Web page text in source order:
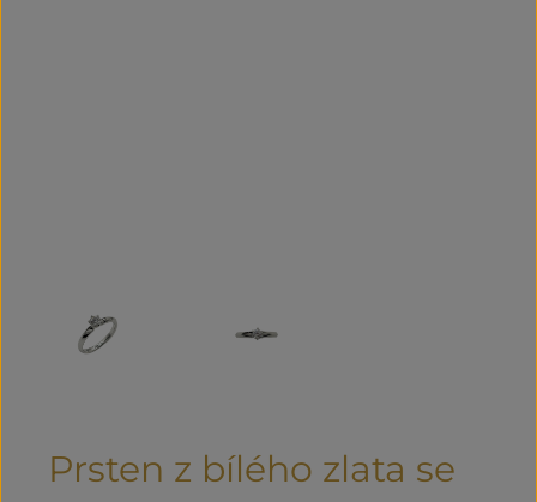
Prsten z bílého zlata se